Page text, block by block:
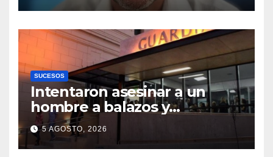
SUCESOS
Intentaron asesinar a un
hombre a balazos y
puñaladas para robarle su
moto en barrio Santa Rosa de
Lima
5 AGOSTO, 2026